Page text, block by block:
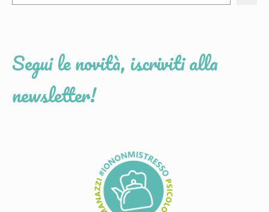
Segui le novità, iscriviti alla
newsletter!